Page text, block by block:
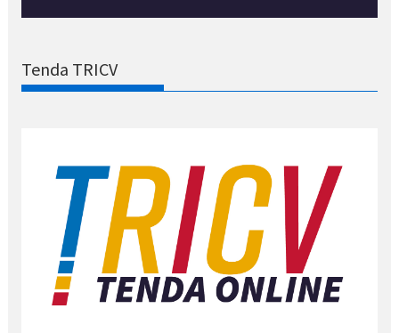
Tenda TRICV